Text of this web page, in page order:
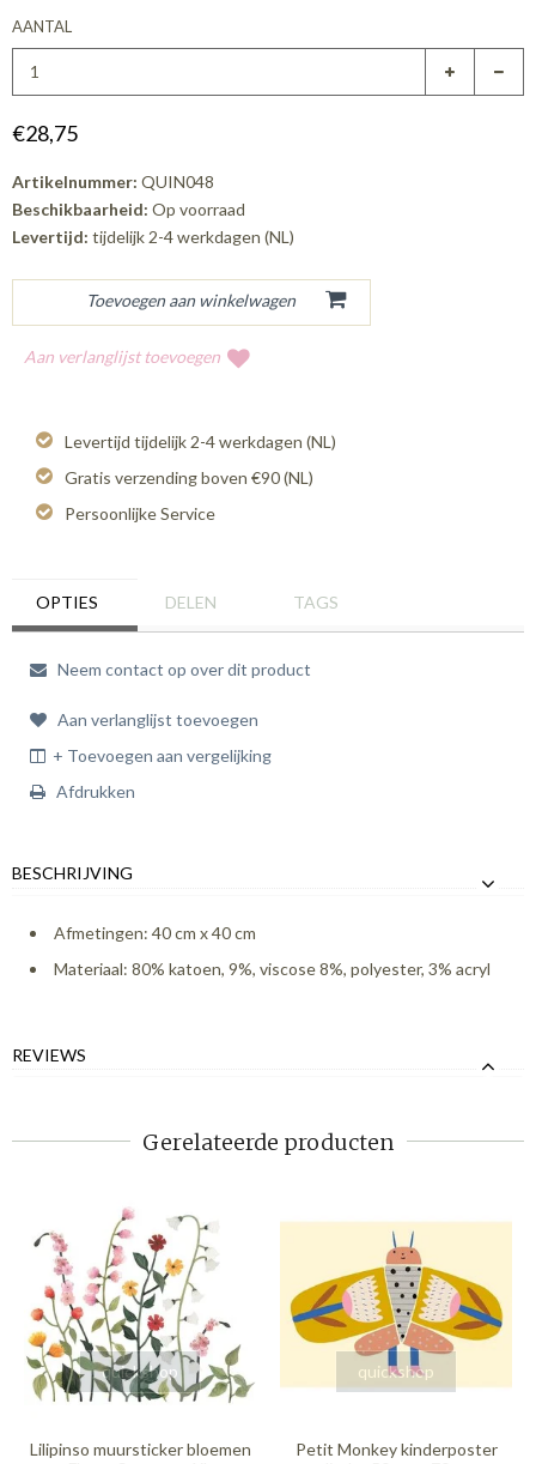
AANTAL
€28,75
Artikelnummer: QUIN048
Beschikbaarheid: Op voorraad
Levertijd: tijdelijk 2-4 werkdagen (NL)
Aan verlanglijst toevoegen
Levertijd tijdelijk 2-4 werkdagen (NL)
Gratis verzending boven €90 (NL)
Persoonlijke Service
OPTIES DELEN TAGS
Neem contact op over dit product
Aan verlanglijst toevoegen
+ Toevoegen aan vergelijking
Afdrukken
BESCHRIJVING
Afmetingen: 40 cm x 40 cm
Materiaal: 80% katoen, 9%, viscose 8%, polyester, 3% acryl
REVIEWS
Gerelateerde producten
quickshop
Lilipinso muursticker bloemen
quickshop
Petit Monkey kinderposter